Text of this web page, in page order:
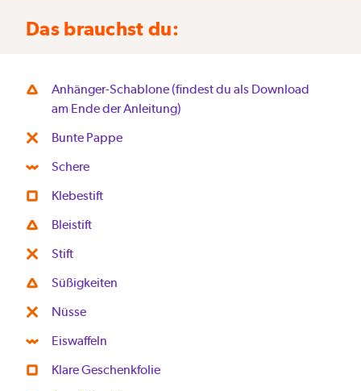
Das brauchst du:
Anhänger-Schablone (findest du als Download
am Ende der Anleitung)
Bunte Pappe
Schere
Klebestift
Bleistift
Stift
Süßigkeiten
Nüsse
Eiswaffeln
Klare Geschenkfolie